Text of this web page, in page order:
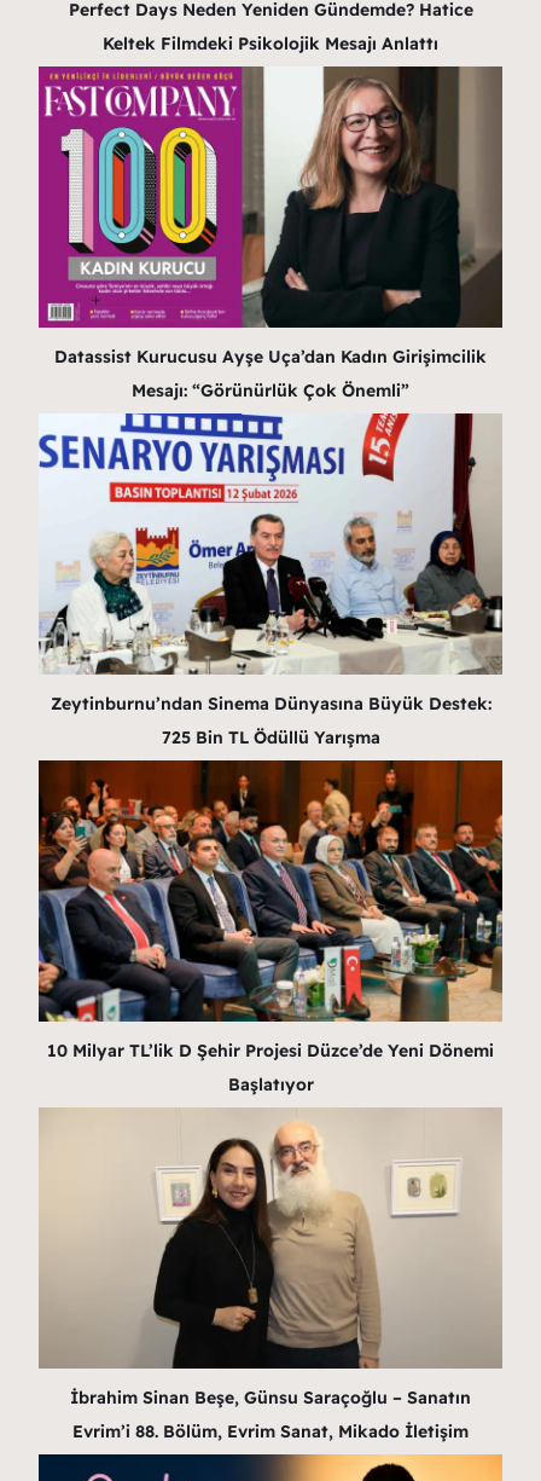
Perfect Days Neden Yeniden Gündemde? Hatice
Keltek Filmdeki Psikolojik Mesajı Anlattı
Datassist Kurucusu Ayşe Uça’dan Kadın Girişimcilik
Mesajı: “Görünürlük Çok Önemli”
Zeytinburnu’ndan Sinema Dünyasına Büyük Destek:
725 Bin TL Ödüllü Yarışma
10 Milyar TL’lik D Şehir Projesi Düzce’de Yeni Dönemi
Başlatıyor
İbrahim Sinan Beşe, Günsu Saraçoğlu – Sanatın
Evrim’i 88. Bölüm, Evrim Sanat, Mikado İletişim